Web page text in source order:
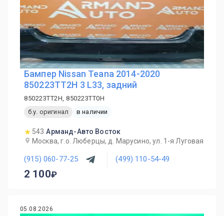
Бампер Nissan Teana 2014-2020
850223TT2H 3 L33, задний
850223TT2H, 850223TT0H
б.у. оригинал
в наличии
543 Арманд-Авто Восток
Москва, г.о. Люберцы, д. Марусино, ул. 1-я Луговая
(915) 060-77-25 (499) 110-54-49
2 100
05.08.2026